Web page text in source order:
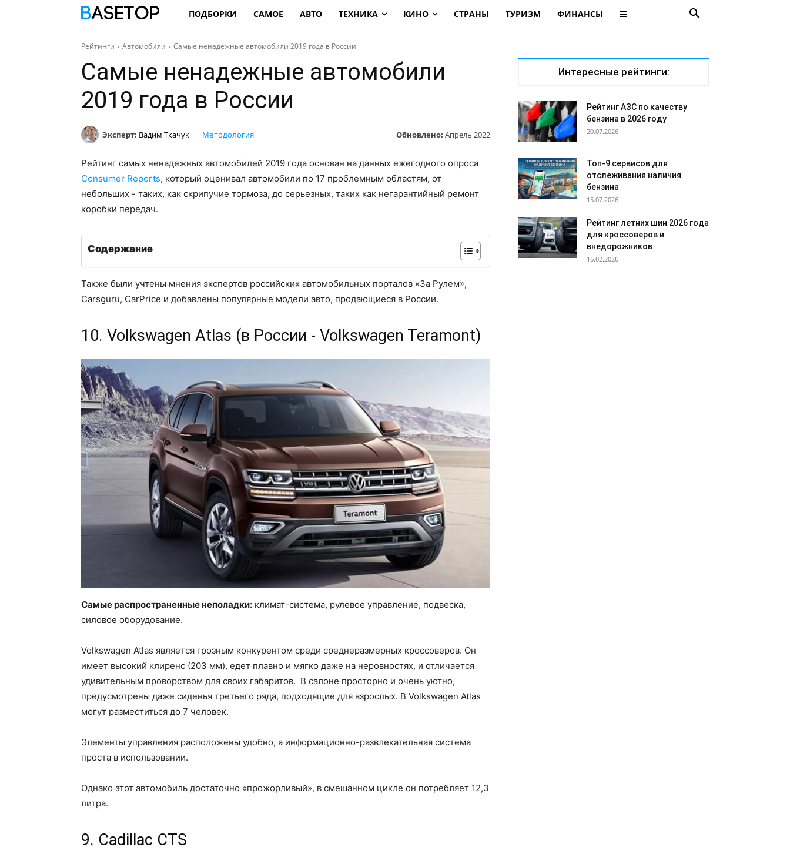
ПОДБОРКИ САМОЕ АВТО ТЕХНИКА КИНО СТРАНЫ ТУРИЗМ ФИНАНСЫ
Рейтинги Автомобили Самые ненадежные автомобили 2019 года в России
Самые ненадежные автомобили
2019 года в России
Эксперт: Вадим Ткачук Обновлено: Апрель 2022
Методология
Рейтинг самых ненадежных автомобилей 2019 года основан на данных ежегодного опроса
Consumer Reports, который оценивал автомобили по 17 проблемным областям, от
небольших - таких, как скрипучие тормоза, до серьезных, таких как негарантийный ремонт
коробки передач.
Содержание
Также были учтены мнения экспертов российских автомобильных порталов «За Рулем»,
Carsguru, CarPrice и добавлены популярные модели авто, продающиеся в России.
10. Volkswagen Atlas (в России - Volkswagen Teramont)
Самые распространенные неполадки: климат-система, рулевое управление, подвеска,
силовое оборудование.
Volkswagen Atlas является грозным конкурентом среди среднеразмерных кроссоверов. Он
имеет высокий клиренс (203 мм), едет плавно и мягко даже на неровностях, и отличается
удивительным проворством для своих габаритов. В салоне просторно и очень уютно,
предусмотрены даже сиденья третьего ряда, подходящие для взрослых. В Volkswagen Atlas
могут разместиться до 7 человек.
Элементы управления расположены удобно, а информационно-развлекательная система
проста в использовании.
Однако этот автомобиль достаточно «прожорливый», в смешанном цикле он потребляет 12,3
литра.
9. Cadillac CTS
Интересные рейтинги:
Рейтинг АЗС по качеству
бензина в 2026 году
20.07.2026
Топ-9 сервисов для
отслеживания наличия
бензина
15.07.2026
Рейтинг летних шин 2026 года
для кроссоверов и
внедорожников
16.02.2026